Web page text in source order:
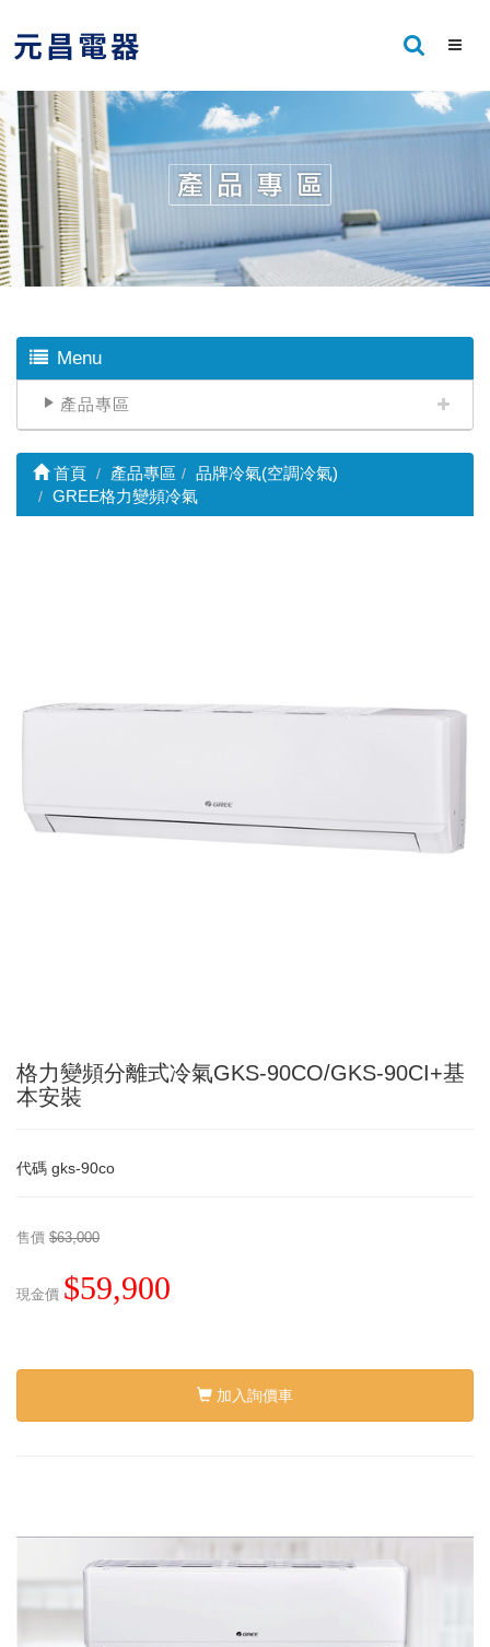
Menu
產品專區
首頁 產品專區
品牌冷氣(空調冷氣)
GREE格力變頻冷氣
格力變頻分離式冷氣GKS-90CO/GKS-90CI+基
本安裝
代碼 gks-90co
售價 $63,000
現金價 $59,900
加入詢價車